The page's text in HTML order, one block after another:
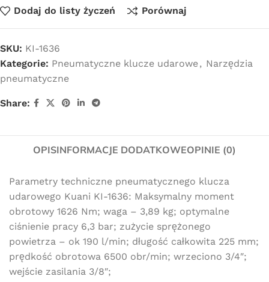
Dodaj do listy życzeń Porównaj
SKU: KI-1636
Kategorie: Pneumatyczne klucze udarowe, Narzędzia
pneumatyczne
Share:
OPISINFORMACJE DODATKOWEOPINIE (0)
Parametry techniczne pneumatycznego klucza
udarowego Kuani KI-1636: Maksymalny moment
obrotowy 1626 Nm; waga – 3,89 kg; optymalne
ciśnienie pracy 6,3 bar; zużycie sprężonego
powietrza – ok 190 l/min; długość całkowita 225 mm;
prędkość obrotowa 6500 obr/min; wrzeciono 3/4″;
wejście zasilania 3/8″;